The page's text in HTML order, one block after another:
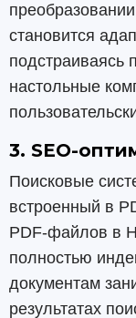
становится
настольные
3. SEO-
Поисковые
встроенный в
PDF-файлов в
полностью
документам
результатах